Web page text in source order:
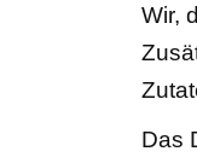
Wir,
Das